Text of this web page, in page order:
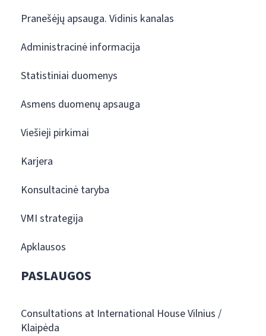
Pranešėjų apsauga. Vidinis kanalas
Administracinė informacija
Statistiniai duomenys
Asmens duomenų apsauga
Viešieji pirkimai
Karjera
Konsultacinė taryba
VMI strategija
Apklausos
PASLAUGOS
Consultations at International House Vilnius /
Klaipėda